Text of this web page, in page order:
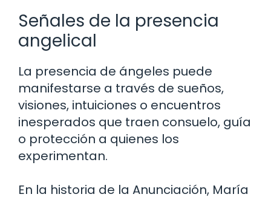
Señales de la presencia
angelical
La presencia de ángeles puede
manifestarse a través de sueños,
visiones, intuiciones o encuentros
inesperados que traen consuelo, guía
o protección a quienes los
experimentan.
En la historia de la Anunciación, María